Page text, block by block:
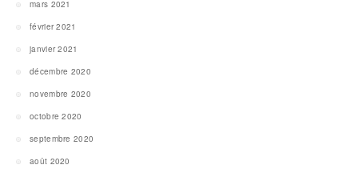
mars 2021
février 2021
janvier 2021
décembre 2020
novembre 2020
octobre 2020
septembre 2020
août 2020